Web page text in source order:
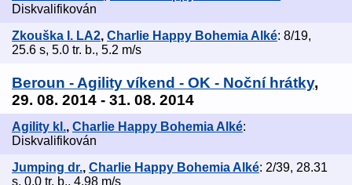
Diskvalifikován
Zkouška I. LA2, Charlie Happy Bohemia Alké: 8/19,
25.6 s, 5.0 tr. b., 5.2 m/s
Beroun - Agility víkend - OK - Noční hrátky,
29. 08. 2014 - 31. 08. 2014
Agility kl., Charlie Happy Bohemia Alké:
Diskvalifikován
Jumping dr., Charlie Happy Bohemia Alké: 2/39, 28.31
s, 0.0 tr. b., 4.98 m/s